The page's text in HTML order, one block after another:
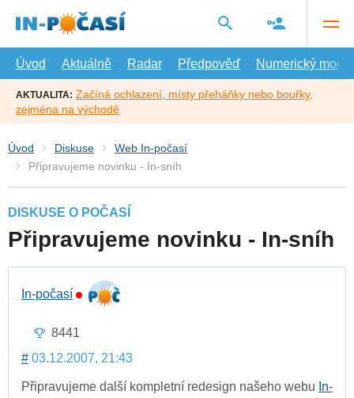
hlavní
Úvod
Aktuálně Radar Předpověď Numerický model
AKTUALITA: Začíná ochlazení, místy přeháňky nebo bouřky,
zejména na východě
Úvod Diskuse
Web In-počasí
Připravujeme novinku - In-sníh
DISKUSE O POČASÍ
Připravujeme novinku - In-sníh
In-počasí
8441
# 03.12.2007, 21:43
Připravujeme další kompletní redesign našeho webu In-